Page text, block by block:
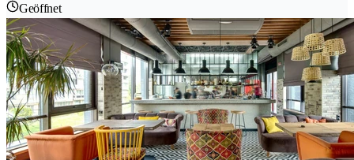
Geöffnet